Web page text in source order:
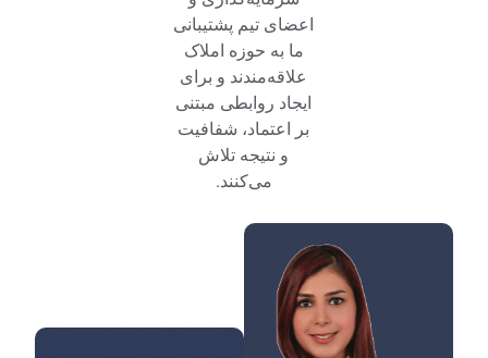
اعضای تیم پشتیبانی
ما به حوزه املاک
علاقه‌مندند و برای
ایجاد روابطی مبتنی
بر اعتماد، شفافیت
و نتیجه تلاش
می‌کنند.